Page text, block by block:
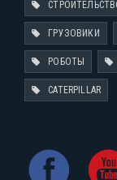
ГРУЗОВИКИ
РОБОТЫ
CATERPILLAR